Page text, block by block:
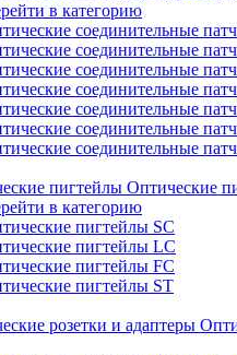
в категорию
соединительные
соединительные
соединительные
соединительные
соединительные
соединительные
соединительные
Оптические
в категорию
пигтейлы SC
пигтейлы LC
пигтейлы FC
пигтейлы ST